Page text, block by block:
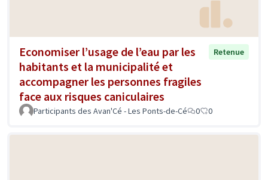
Economiser l’usage de l’eau par les
habitants et la municipalité et
accompagner les personnes fragiles
face aux risques caniculaires
Retenue
Participants des Avan'Cé - Les Ponts-de-Cé 0 0